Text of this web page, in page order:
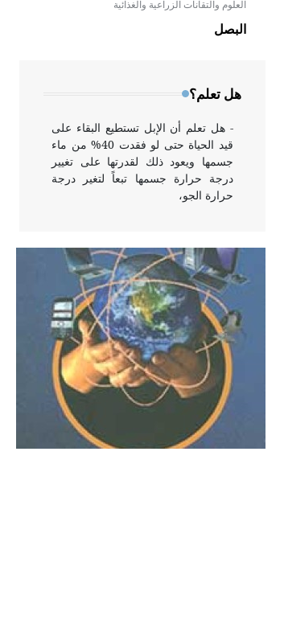
العلوم والتقانات الزراعية والغذائية
البصل
هل تعلم؟
- هل تعلم أن الأبلق نوع من الفنون
الهندسية التي ارتبطت بالعمارة
الإسلامية في بلاد الشام ومصر خاصة،
- هل تعلم أن الإبل تستطيع البقاء على
قيد الحياة حتى لو فقدت 40% من ماء
جسمها ويعود ذلك لقدرتها على تغيير
درجة حرارة جسمها تبعاً لتغير درجة
حرارة الجو،
- هل تعلم أن أبقراط كتب في الطب
أربعة مؤلفات هي: الحكم، الأدلة، تنظيم
التغذية، ورسالته في جروح الرأس.
ويعود له الفضل بأنه حرر الطب من
الدين والفلسفة.
- هل تعلم أن المرجان إفراز حيواني
يتكون في البحر ويتركب من مادة
كربونات الكلسيوم، وهو أحمر أو شديد
الحمرة وهو أجود أنواعه، ويمتاز بكبر
الحجم ويسمى الش